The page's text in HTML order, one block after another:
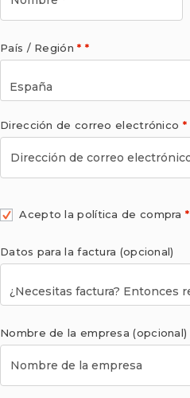
País / Región* *
España
Dirección de correo electrónico *
Acepto la política de compra *
Datos para la factura (opcional)
Nombre de la empresa(opcional)